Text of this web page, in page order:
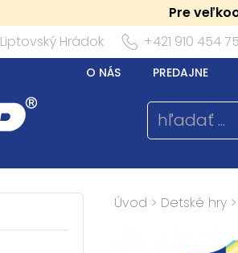
Pre
Liptovský Hrádok +421 910 454
O NÁS PREDAJNE
Úvod > Detské hry >